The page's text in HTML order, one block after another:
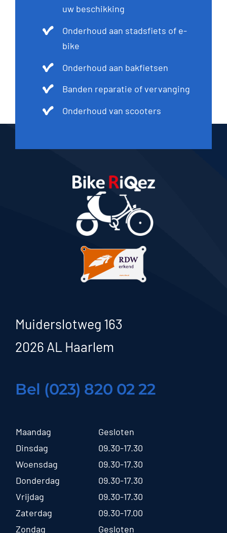
uw beschikking
Onderhoud aan stadsfiets of e-
bike
Onderhoud aan bakfietsen
Banden reparatie of vervanging
Onderhoud van scooters
Muiderslotweg 163
2026 AL Haarlem
Bel (023) 820 02 22
Maandag
Gesloten
Dinsdag
09.30-17.30
Woensdag
09.30-17.30
Donderdag
09.30-17.30
Vrijdag
09.30-17.30
Zaterdag
09.30-17.00
Zondag
Gesloten